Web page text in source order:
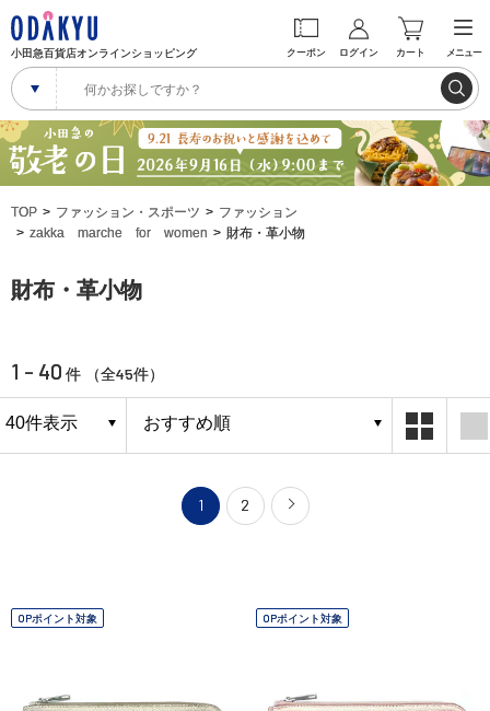
小田急百貨店オンラインショッピング クーポン ログイン カート メニュー
TOP ファッション・スポーツ
ファッション
zakka marche for women
財布・革小物
財布・革小物
1 - 40 件 （全45件）
1 2
OPポイント対象 OPポイント対象